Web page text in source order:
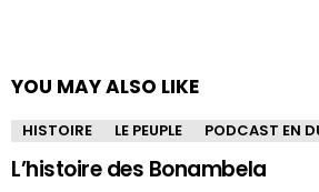
YOU MAY ALSO LIKE
HISTOIRE LE PEUPLE PODCAST EN
L’histoire des Bonambela